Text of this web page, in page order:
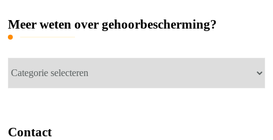
Meer weten over gehoorbescherming?
Contact